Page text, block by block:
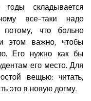
складывается
все-таки надо
потому, что больно
этом важно, чтобы
Его нужно как бы
его место. Для
вещью: читать,
это в новую догму.